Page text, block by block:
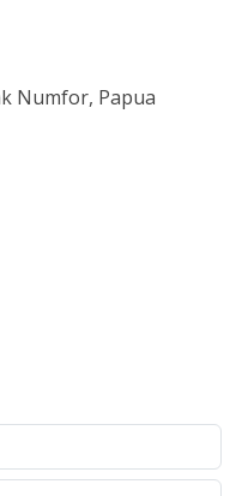
Numfor, Papua